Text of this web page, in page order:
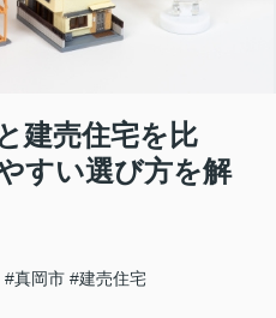
建売住宅を比
すい選び方を解
#真岡市 #建売住宅